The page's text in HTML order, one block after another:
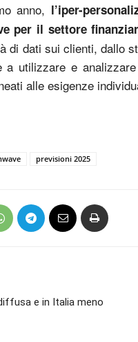
anno, l’iper-
per il settore
di dati sui clienti, dallo
utilizzare e
alle esigenze
previsioni 2025
e in Italia meno